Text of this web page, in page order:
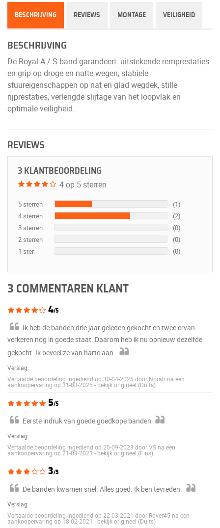
BESCHRIJVING REVIEWS MONTAGE VEILIGHEID
BESCHRIJVING
De Royal A / S band garandeert: uitstekende remprestaties
en grip op droge en natte wegen, stabiele
stuureigenschappen op nat en glad wegdek, stille
rijprestaties, verlengde slijtage van het loopvlak en
optimale veiligheid.
REVIEWS
3 KLANTBEOORDELING
4 op 5 sterren
5 sterren
(1)
4 sterren
(2)
3 sterren
(0)
2 sterren
(0)
1 ster
(0)
3 COMMENTAREN KLANT
4/5
Ik heb de banden drie jaar geleden gekocht en twee ervan
verkeren nog in goede staat. Daarom heb ik nu opnieuw dezelfde
gekocht. Ik beveel ze van harte aan.
Verslag
Vertaalde beoordeling ingediend op 30-04-2025 door Norah na een
aankoopervaring op 31-03-2025 - bekijk origineel (Duits)
5/5
Eerste indruk van goede goedkope banden
Verslag
Vertaalde beoordeling ingediend op 20-09-2023 door VS na een
aankoopervaring op 21-08-2023 - bekijk origineel (Fins)
3/5
De banden kwamen snel. Alles goed. Ik ben tevreden.
Verslag
Vertaalde beoordeling ingediend op 22-03-2021 door Rover45 na een
aankoopervaring op 18-02-2021 - bekijk origineel (Duits)